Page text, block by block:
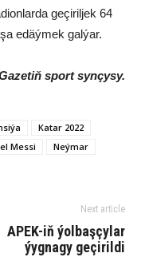
geçiriljek 64
edäýmek galýar.
sport synçysy.
Katar 2022
Messi
Neýmar
Next article
APEK-iň ýolbaşçylar
ýygnagy geçirildi